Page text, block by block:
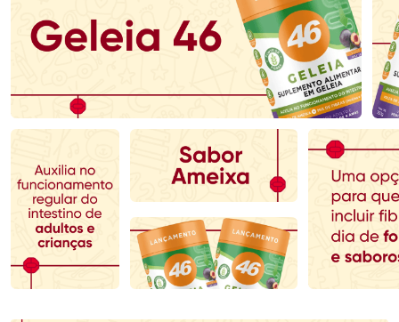
Comprar sem Desconto
Por R$ 70,79/cada
Comprar sem Desconto
Por R$ 70,79/cada
Ativar Desconto
Comprar sem Desconto
Por R$ 123,29/cada
Comprar sem Desconto
Por R$ 123,29/cada